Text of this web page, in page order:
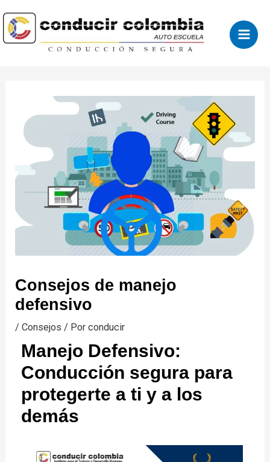
Consejos de manejo
defensivo
/Consejos / Porconducir
Manejo Defensivo:
Conducción segura para
protegerte a ti y a los
demás